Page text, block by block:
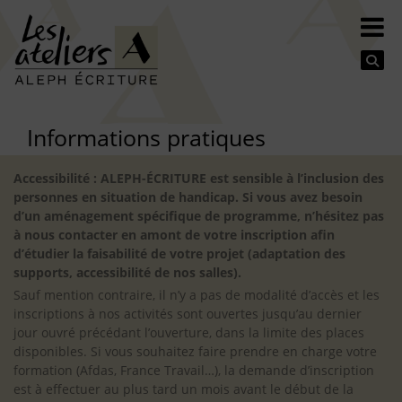
Informations pratiques
Accessibilité : ALEPH-ÉCRITURE est sensible à l’inclusion des
personnes en situation de handicap. Si vous avez besoin
d’un aménagement spécifique de programme, n’hésitez pas
à nous contacter en amont de votre inscription afin
d’étudier la faisabilité de votre projet (adaptation des
supports, accessibilité de nos salles).
Sauf mention contraire, il n’y a pas de modalité d’accès et les
inscriptions à nos activités sont ouvertes jusqu’au dernier
jour ouvré précédant l’ouverture, dans la limite des places
disponibles. Si vous souhaitez faire prendre en charge votre
formation (Afdas, France Travail…), la demande d’inscription
est à effectuer au plus tard un mois avant le début de la